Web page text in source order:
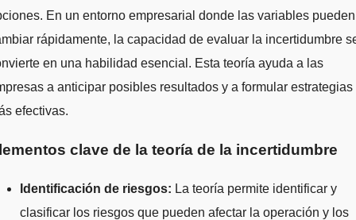
En un entorno empresarial donde las variables pueden
rápidamente, la capacidad de evaluar la incertidumbre
en una habilidad esencial. Esta teoría ayuda a las
a anticipar posibles resultados y a formular estrategias
efectivas.
clave de la teoría de la incertidumbre
Identificación de riesgos: La teoría permite identificar y
clasificar los riesgos que pueden afectar la operación y los